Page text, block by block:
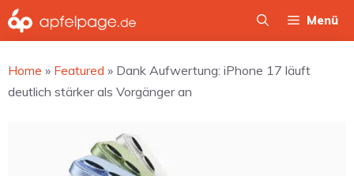
Zum
Inhalt
Menü
Home » Featured » Dank Aufwertung: iPhone 17 läuft
deutlich stärker als Vorgänger an